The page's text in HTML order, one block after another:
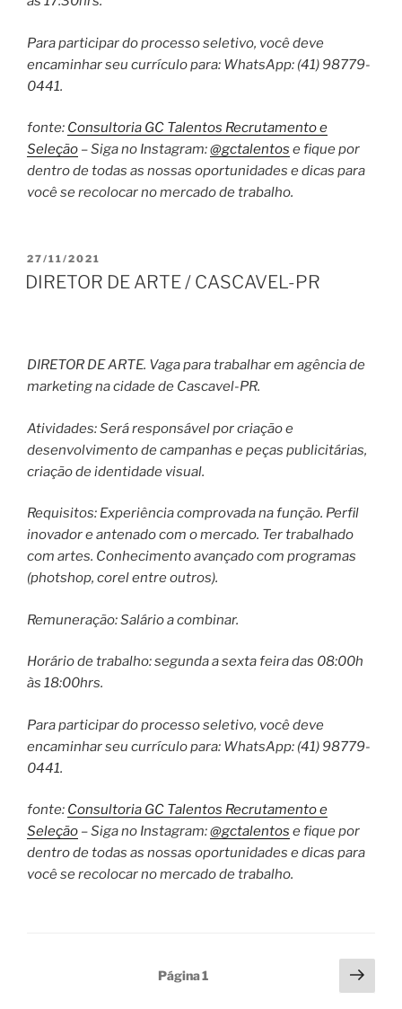
Para participar do processo seletivo, você deve
encaminhar seu currículo para: WhatsApp: (41) 98779-
0441.
fonte: Consultoria GC Talentos Recrutamento e
Seleção – Siga no Instagram:@gctalentos e fique por
dentro de todas as nossas oportunidades e dicas para
você se recolocar no mercado de trabalho.
PUBLICADO
EM
27/11/2021
DIRETOR DE ARTE / CASCAVEL-PR
DIRETOR DE ARTE. Vaga para trabalhar em agência de
marketing na cidade de Cascavel-PR.
Atividades: Será responsável por criação e
desenvolvimento de campanhas e peças publicitárias,
criação de identidade visual.
Requisitos: Experiência comprovada na função. Perfil
inovador e antenado com o mercado. Ter trabalhado
com artes. Conhecimento avançado com programas
(photshop, corel entre outros).
Remuneração: Salário a combinar.
Horário de trabalho: segunda a sexta feira das 08:00h
às 18:00hrs.
Para participar do processo seletivo, você deve
encaminhar seu currículo para: WhatsApp: (41) 98779-
0441.
fonte: Consultoria GC Talentos Recrutamento e
Seleção – Siga no Instagram:@gctalentos e fique por
dentro de todas as nossas oportunidades e dicas para
você se recolocar no mercado de trabalho.
Página1